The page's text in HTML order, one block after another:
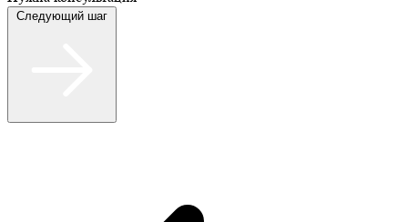
Следующий шаг